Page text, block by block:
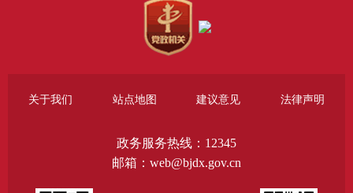
关于我们 站点地图 建议意见 法律声明
政务服务热线：12345
邮箱：web@bjdx.gov.cn